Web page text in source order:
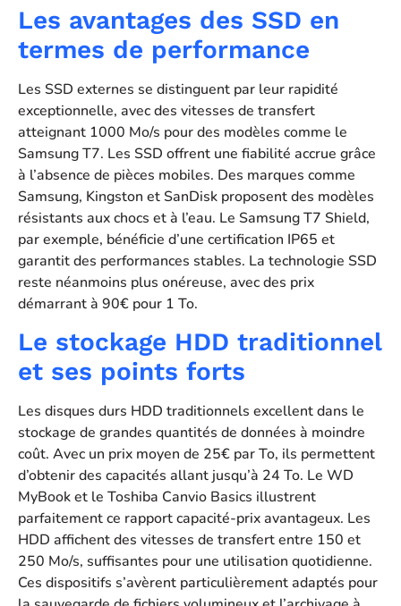
Les avantages des SSD en
termes de performance
Les SSD externes se distinguent par leur rapidité
exceptionnelle, avec des vitesses de transfert
atteignant 1000 Mo/s pour des modèles comme le
Samsung T7. Les SSD offrent une fiabilité accrue grâce
à l’absence de pièces mobiles. Des marques comme
Samsung, Kingston et SanDisk proposent des modèles
résistants aux chocs et à l’eau. Le Samsung T7 Shield,
par exemple, bénéficie d’une certification IP65 et
garantit des performances stables. La technologie SSD
reste néanmoins plus onéreuse, avec des prix
démarrant à 90€ pour 1 To.
Le stockage HDD traditionnel
et ses points forts
Les disques durs HDD traditionnels excellent dans le
stockage de grandes quantités de données à moindre
coût. Avec un prix moyen de 25€ par To, ils permettent
d’obtenir des capacités allant jusqu’à 24 To. Le WD
MyBook et le Toshiba Canvio Basics illustrent
parfaitement ce rapport capacité-prix avantageux. Les
HDD affichent des vitesses de transfert entre 150 et
250 Mo/s, suffisantes pour une utilisation quotidienne.
Ces dispositifs s’avèrent particulièrement adaptés pour